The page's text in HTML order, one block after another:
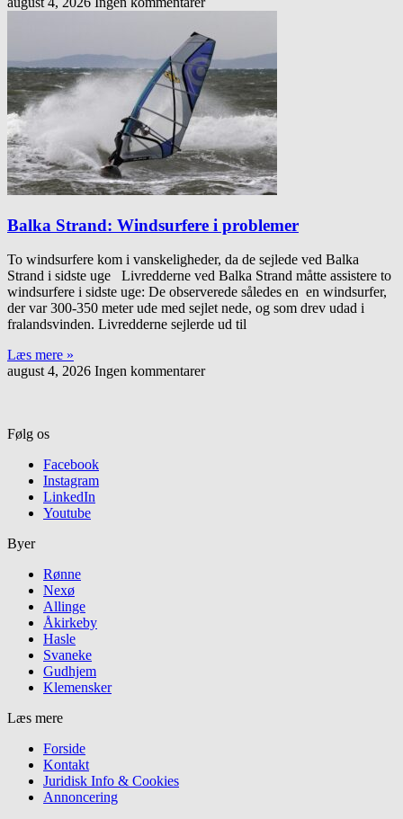
Balka Strand: Windsurfere i problemer
To windsurfere kom i vanskeligheder, da de sejlede ved Balka
Strand i sidste uge Livredderne ved Balka Strand måtte assistere to
windsurfere i sidste uge: De observerede således en en windsurfer,
der var 300-350 meter ude med sejlet nede, og som drev udad i
fralandsvinden. Livredderne sejlerde ud til
Læs mere »
august 4, 2026 Ingen kommentarer
Følg os
Facebook
Instagram
LinkedIn
Youtube
Byer
Rønne
Nexø
Allinge
Åkirkeby
Hasle
Svaneke
Gudhjem
Klemensker
Læs mere
Forside
Kontakt
Juridisk Info & Cookies​
Annoncering